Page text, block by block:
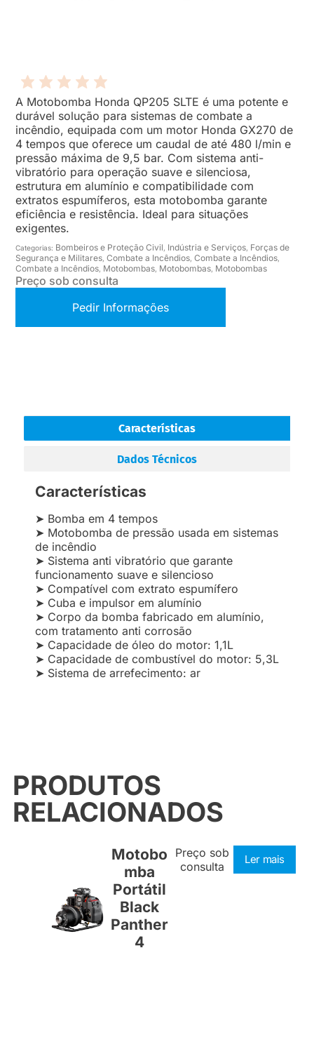
A Motobomba Honda QP205 SLTE é uma potente e
durável solução para sistemas de combate a
incêndio, equipada com um motor Honda GX270 de
4 tempos que oferece um caudal de até 480 l/min e
pressão máxima de 9,5 bar. Com sistema anti-
vibratório para operação suave e silenciosa,
estrutura em alumínio e compatibilidade com
extratos espumíferos, esta motobomba garante
eficiência e resistência. Ideal para situações
exigentes.
Categorias: Bombeiros e Proteção Civil, Indústria e Serviços, Forças de
Segurança e Militares,Combate a Incêndios,Combate a Incêndios,
Combate a Incêndios, Motobombas, Motobombas, Motobombas
Preço sob consulta
Pedir Informações
Características
Dados Técnicos
Características
➤ Bomba em 4 tempos
➤ Motobomba de pressão usada em sistemas
de incêndio
➤ Sistema anti vibratório que garante
funcionamento suave e silencioso
➤ Compatível com extrato espumífero
➤ Cuba e impulsor em alumínio
➤ Corpo da bomba fabricado em alumínio,
com tratamento anti corrosão
➤ Capacidade de óleo do motor: 1,1L
➤ Capacidade de combustível do motor: 5,3L
➤ Sistema de arrefecimento: ar
PRODUTOS
RELACIONADOS
Motobo
mba
Portátil
Black
Panther
4
Preço sob
consulta
Ler mais